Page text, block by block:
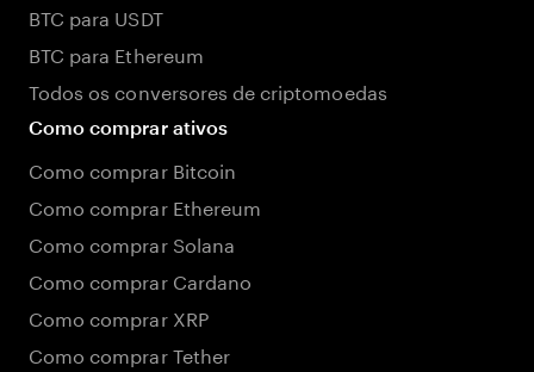
BTC para USDT
BTC para Ethereum
Todos os conversores de criptomoedas
Como comprar ativos
Como comprar Bitcoin
Como comprar Ethereum
Como comprar Solana
Como comprar Cardano
Como comprar XRP
Como comprar Tether